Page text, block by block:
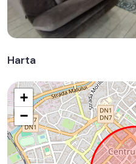
Harta
+
−